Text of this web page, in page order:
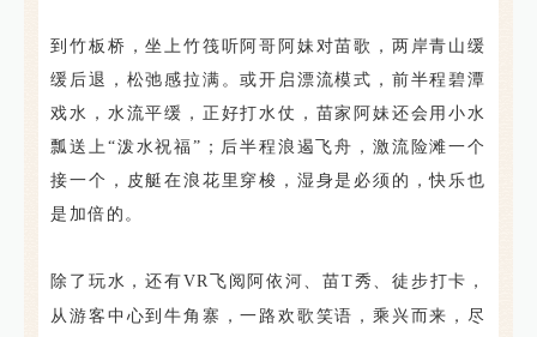
到竹板桥，坐上竹筏听阿哥阿妹对苗歌，两岸青山缓
缓后退，松弛感拉满。或开启漂流模式，前半程碧潭
戏水，水流平缓，正好打水仗，苗家阿妹还会用小水
瓢送上“泼水祝福”；后半程浪遏飞舟，激流险滩一个
接一个，皮艇在浪花里穿梭，湿身是必须的，快乐也
是加倍的。
除了玩水，还有VR飞阅阿依河、苗T秀、徒步打卡，
从游客中心到牛角寨，一路欢歌笑语，乘兴而来，尽